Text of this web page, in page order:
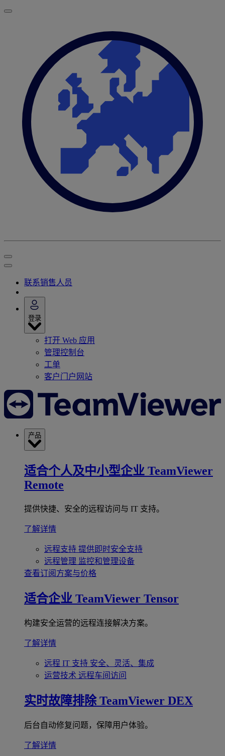
联系销售人员
登录
打开 Web 应用
管理控制台
工单
客户门户网站
产品
适合个人及中小型企业 TeamViewer
Remote
提供快捷、安全的远程访问与 IT 支持。
了解详情
远程支持 提供即时安全支持
远程管理 监控和管理设备
查看订阅方案与价格
适合企业 TeamViewer Tensor
构建安全运营的远程连接解决方案。
了解详情
远程 IT 支持 安全、灵活、集成
运营技术 远程车间访问
实时故障排除 TeamViewer DEX
后台自动修复问题，保障用户体验。
了解详情